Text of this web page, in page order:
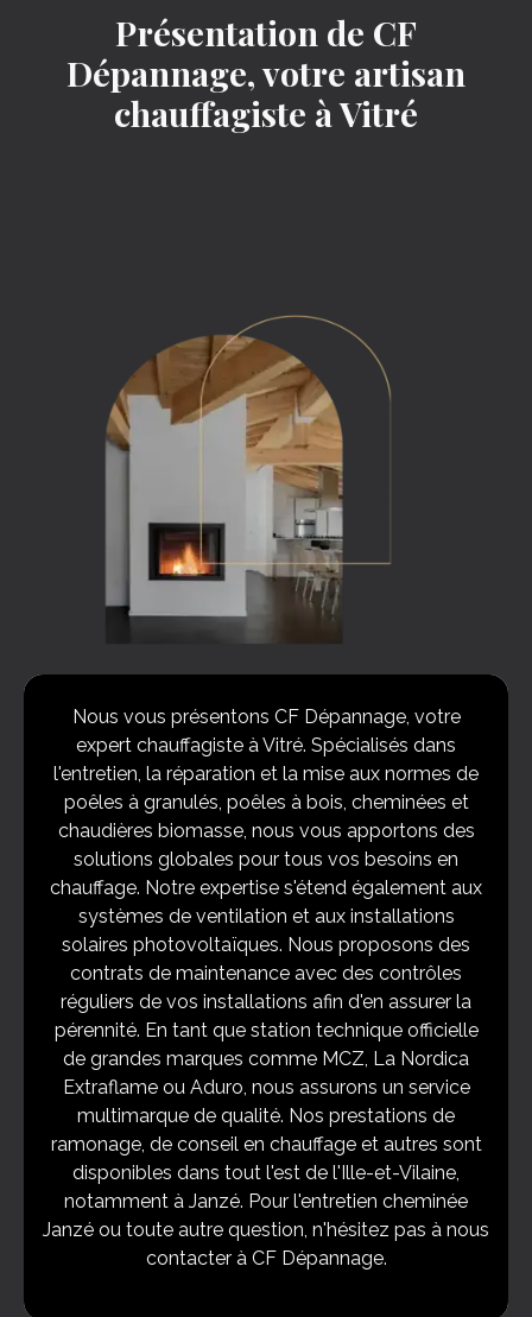
Présentation de CF
Dépannage, votre artisan
chauffagiste à Vitré
Nous vous présentons CF Dépannage, votre
expert chauffagiste à Vitré. Spécialisés dans
l'entretien, la réparation et la mise aux normes de
poêles à granulés, poêles à bois, cheminées et
chaudières biomasse, nous vous apportons des
solutions globales pour tous vos besoins en
chauffage. Notre expertise s'étend également aux
systèmes de ventilation et aux installations
solaires photovoltaïques. Nous proposons des
contrats de maintenance avec des contrôles
réguliers de vos installations afin d'en assurer la
pérennité. En tant que station technique officielle
de grandes marques comme MCZ, La Nordica
Extraflame ou Aduro, nous assurons un service
multimarque de qualité. Nos prestations de
ramonage, de conseil en chauffage et autres sont
disponibles dans tout l'est de l'Ille-et-Vilaine,
notamment à Janzé. Pour l'entretien cheminée
Janzé ou toute autre question, n'hésitez pas à nous
contacter à CF Dépannage.